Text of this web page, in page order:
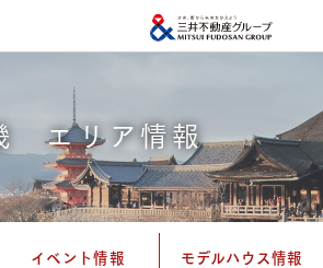
エリア情報
イベント情報 モデルハウス情報